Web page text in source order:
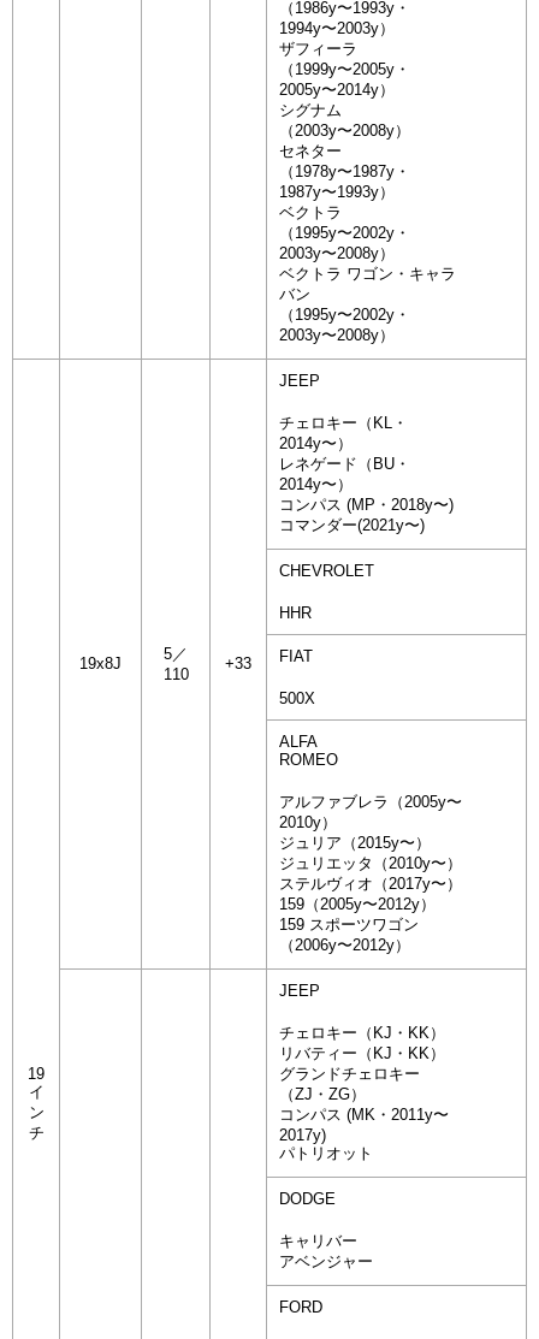
（1986y〜1993y・
1994y〜2003y）
ザフィーラ
（1999y〜2005y・
2005y〜2014y）
シグナム
（2003y〜2008y）
セネター
（1978y〜1987y・
1987y〜1993y）
ベクトラ
（1995y〜2002y・
2003y〜2008y）
ベクトラ ワゴン・キャラ
バン
（1995y〜2002y・
2003y〜2008y）
19
イ
ン
チ
19x8J
5／
110
+33
JEEP
チェロキー（KL・
2014y〜）
レネゲード（BU・
2014y〜）
コンパス (MP・2018y〜)
コマンダー(2021y〜)
CHEVROLET
HHR
FIAT
500X
ALFA
ROMEO
アルファブレラ（2005y〜
2010y）
ジュリア（2015y〜）
ジュリエッタ（2010y〜）
ステルヴィオ（2017y〜）
159（2005y〜2012y）
159 スポーツワゴン
（2006y〜2012y）
JEEP
チェロキー（KJ・KK）
リバティー（KJ・KK）
グランドチェロキー
（ZJ・ZG）
コンパス (MK・2011y〜
2017y)
パトリオット
DODGE
キャリバー
アベンジャー
FORD